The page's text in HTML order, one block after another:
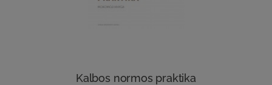
Kalbos normos praktika